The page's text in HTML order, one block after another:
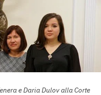
e Daria Dulov alla Corte